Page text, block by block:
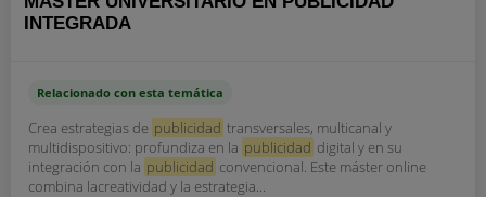
INTEGRADA
Relacionado con esta temática
Crea estrategias de publicidad transversales, multicanal y
multidispositivo: profundiza en la publicidad digital y en su
integración con la publicidad convencional. Este máster online
combina lacreatividad y la estrategia...